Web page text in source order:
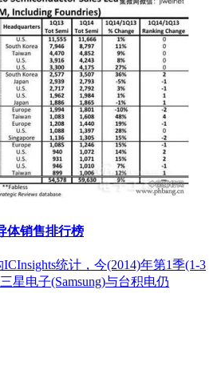
体销售排行榜
统计，今(2014)年第1季(1-3
星电子(Samsung)与台积电仍